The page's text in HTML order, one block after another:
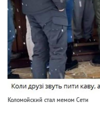
Коломойский стал мемом Сети